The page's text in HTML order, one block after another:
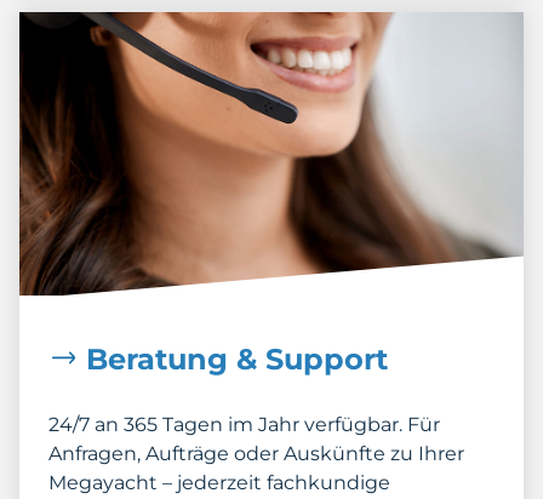
Beratung & Support
24/7 an 365 Tagen im Jahr verfügbar. Für
Anfragen, Aufträge oder Auskünfte zu Ihrer
Megayacht – jederzeit fachkundige